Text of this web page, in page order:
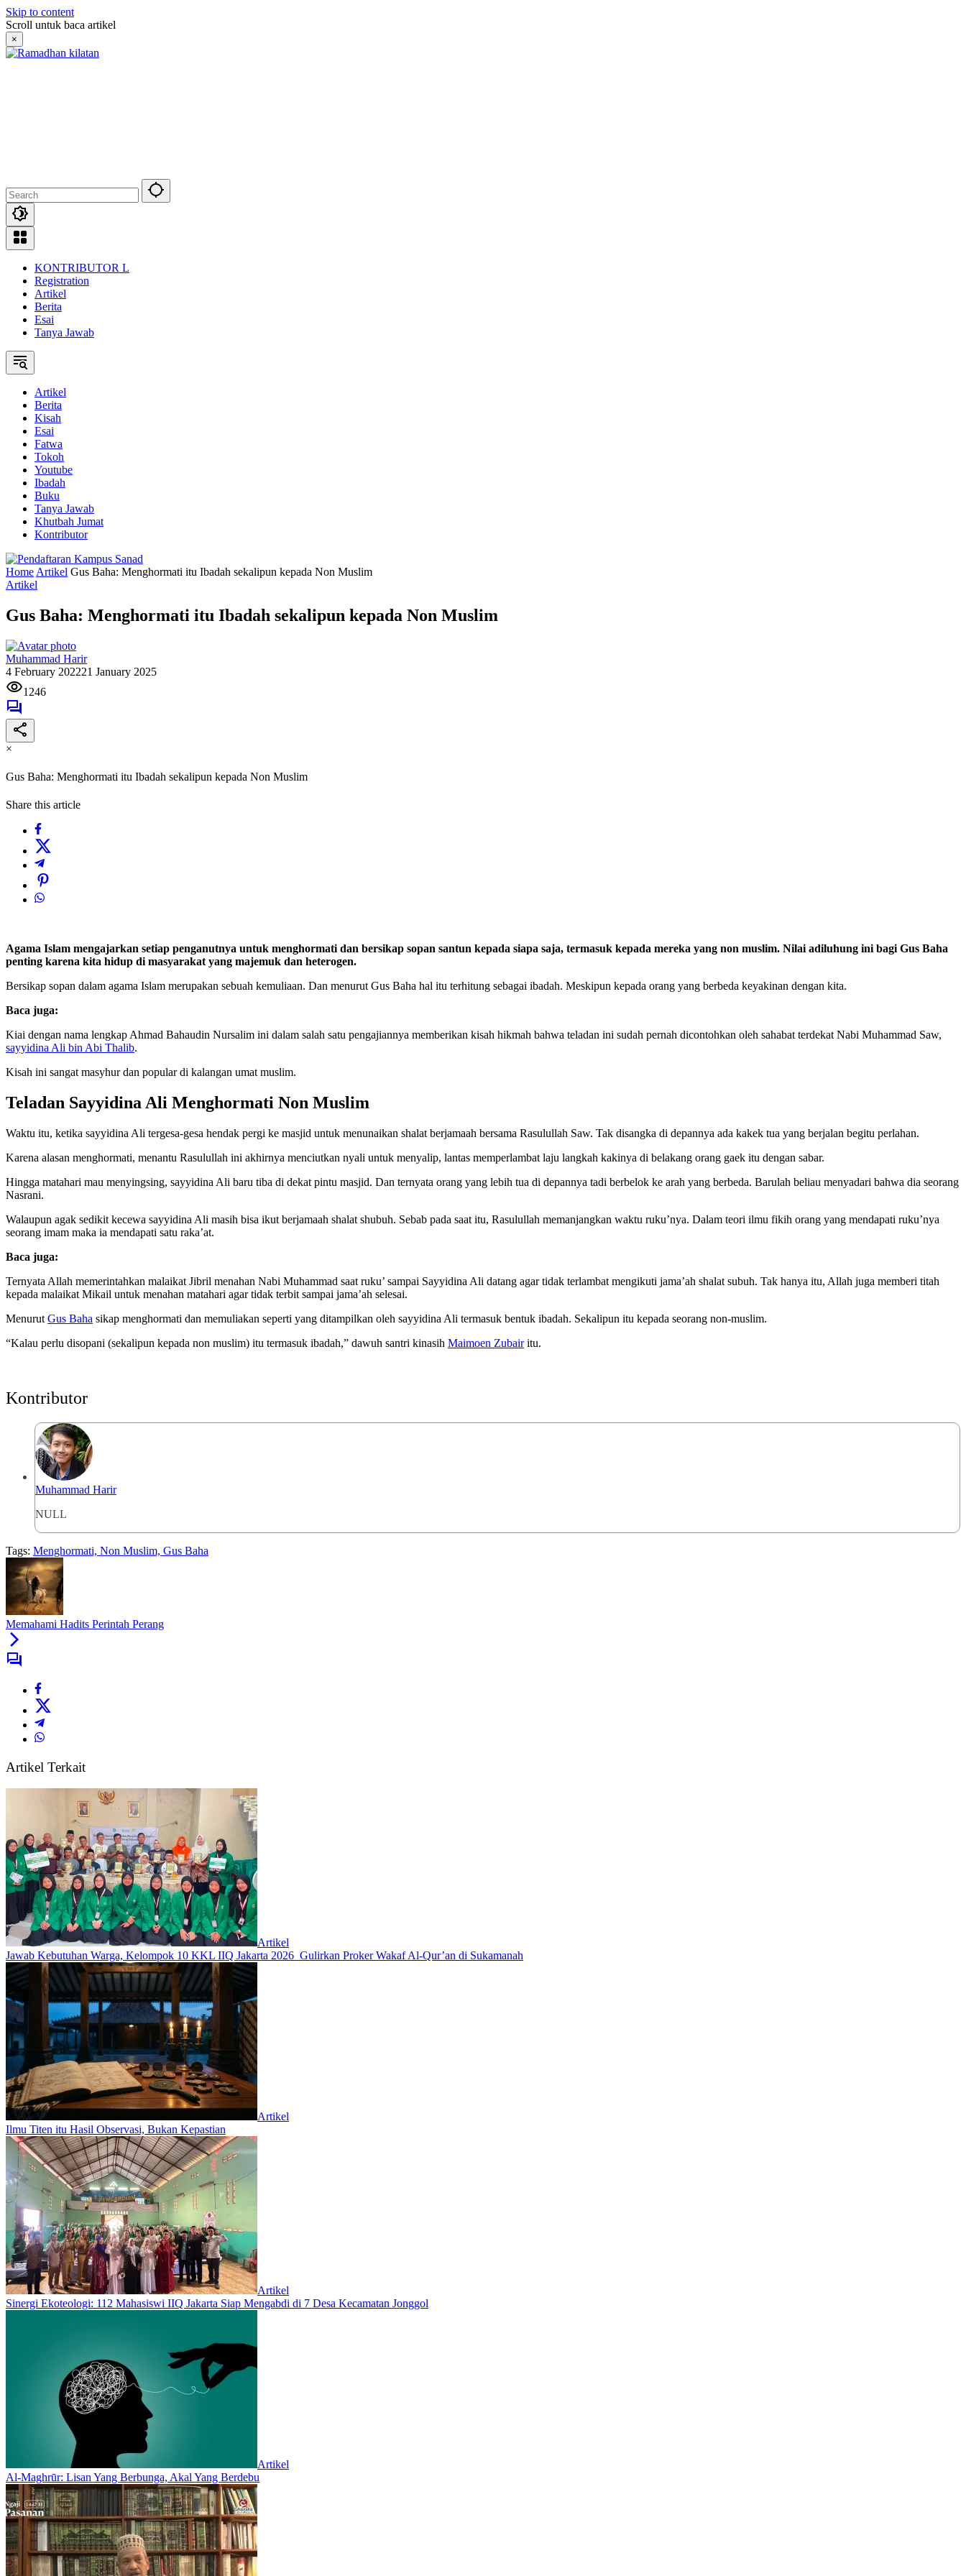
Skip to content
Scroll untuk baca artikel
×
KONTRIBUTOR L
Registration
Artikel
Berita
Esai
Tanya Jawab
Artikel
Berita
Kisah
Esai
Fatwa
Tokoh
Youtube
Ibadah
Buku
Tanya Jawab
Khutbah Jumat
Kontributor
Home Artikel Gus Baha: Menghormati itu Ibadah sekalipun kepada Non Muslim
Artikel
Gus Baha: Menghormati itu Ibadah sekalipun kepada Non Muslim
Muhammad Harir
4 February 202221 January 2025
1246
×
Gus Baha: Menghormati itu Ibadah sekalipun kepada Non Muslim
Share this article
Agama Islam mengajarkan setiap penganutnya untuk menghormati dan bersikap sopan santun kepada siapa saja, termasuk kepada mereka yang non muslim. Nilai adiluhung ini bagi Gus Baha
penting karena kita hidup di masyarakat yang majemuk dan heterogen.
Bersikap sopan dalam agama Islam merupakan sebuah kemuliaan. Dan menurut Gus Baha hal itu terhitung sebagai ibadah. Meskipun kepada orang yang berbeda keyakinan dengan kita.
Baca juga:
Kiai dengan nama lengkap Ahmad Bahaudin Nursalim ini dalam salah satu pengajiannya memberikan kisah hikmah bahwa teladan ini sudah pernah dicontohkan oleh sahabat terdekat Nabi Muhammad Saw,
sayyidina Ali bin Abi Thalib.
Kisah ini sangat masyhur dan popular di kalangan umat muslim.
Teladan Sayyidina Ali Menghormati Non Muslim
Waktu itu, ketika sayyidina Ali tergesa-gesa hendak pergi ke masjid untuk menunaikan shalat berjamaah bersama Rasulullah Saw. Tak disangka di depannya ada kakek tua yang berjalan begitu perlahan.
Karena alasan menghormati, menantu Rasulullah ini akhirnya menciutkan nyali untuk menyalip, lantas memperlambat laju langkah kakinya di belakang orang gaek itu dengan sabar.
Hingga matahari mau menyingsing, sayyidina Ali baru tiba di dekat pintu masjid. Dan ternyata orang yang lebih tua di depannya tadi berbelok ke arah yang berbeda. Barulah beliau menyadari bahwa dia seorang
Nasrani.
Walaupun agak sedikit kecewa sayyidina Ali masih bisa ikut berjamaah shalat shubuh. Sebab pada saat itu, Rasulullah memanjangkan waktu ruku’nya. Dalam teori ilmu fikih orang yang mendapati ruku’nya
seorang imam maka ia mendapati satu raka’at.
Baca juga:
Ternyata Allah memerintahkan malaikat Jibril menahan Nabi Muhammad saat ruku’ sampai Sayyidina Ali datang agar tidak terlambat mengikuti jama’ah shalat subuh. Tak hanya itu, Allah juga memberi titah
kepada malaikat Mikail untuk menahan matahari agar tidak terbit sampai jama’ah selesai.
Menurut Gus Baha sikap menghormati dan memuliakan seperti yang ditampilkan oleh sayyidina Ali termasuk bentuk ibadah. Sekalipun itu kepada seorang non-muslim.
“Kalau perlu disopani (sekalipun kepada non muslim) itu termasuk ibadah,” dawuh santri kinasih Maimoen Zubairitu.
Kontributor
Muhammad Harir
NULL
Tags: Menghormati, Non Muslim, Gus Baha
Memahami Hadits Perintah Perang
Artikel Terkait
Artikel
Jawab Kebutuhan Warga, Kelompok 10 KKL IIQ Jakarta 2026 Gulirkan Proker Wakaf Al-Qur’an di Sukamanah
Artikel
Ilmu Titen itu Hasil Observasi, Bukan Kepastian
Artikel
‎Sinergi Ekoteologi: 112 Mahasiswi IIQ Jakarta Siap Mengabdi di 7 Desa Kecamatan Jonggol
Artikel
Al-Maghrūr: Lisan Yang Berbunga, Akal Yang Berdebu